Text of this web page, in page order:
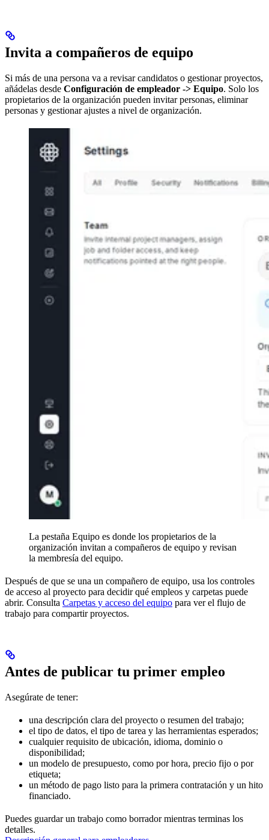
Invita a compañeros de equipo
Si más de una persona va a revisar candidatos o gestionar proyectos,
añádelas desde Configuración de empleador -> Equipo. Solo los
propietarios de la organización pueden invitar personas, eliminar
personas y gestionar ajustes a nivel de organización.
La pestaña Equipo es donde los propietarios de la
organización invitan a compañeros de equipo y revisan
la membresía del equipo.
Después de que se una un compañero de equipo, usa los controles
de acceso al proyecto para decidir qué empleos y carpetas puede
abrir. Consulta Carpetas y acceso del equipo para ver el flujo de
trabajo para compartir proyectos.
Antes de publicar tu primer empleo
Asegúrate de tener:
una descripción clara del proyecto o resumen del trabajo;
el tipo de datos, el tipo de tarea y las herramientas esperados;
cualquier requisito de ubicación, idioma, dominio o
disponibilidad;
un modelo de presupuesto, como por hora, precio fijo o por
etiqueta;
un método de pago listo para la primera contratación y un hito
financiado.
Puedes guardar un trabajo como borrador mientras terminas los
detalles.